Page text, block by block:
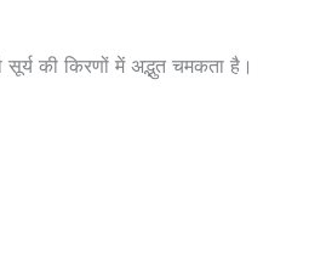
की किरणों में अद्भुत चमकता है।